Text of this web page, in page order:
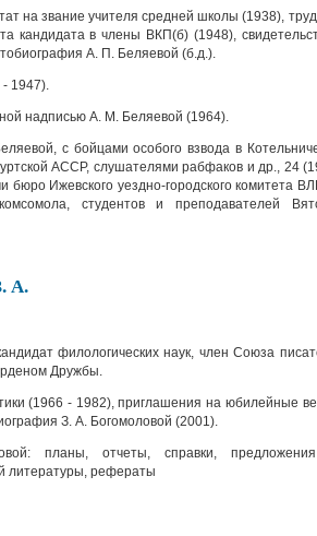
на звание учителя средней школы (1938),
кандидата в члены ВКП(б) (1948),
А. П. Беляевой (б.д.).
- 1947).
надписью А. М. Беляевой (1964).
с бойцами особого взвода в
АССР, слушателями рабфаков и др., 24
бюро Ижевского уездно-городского комитета
студентов и преподавателей
А.
филологических наук, член Союза
Дружбы.
(1966 - 1982), приглашения на юбилейные
З. А. Богомоловой (2001).
планы, отчеты, справки,
литературы, рефераты